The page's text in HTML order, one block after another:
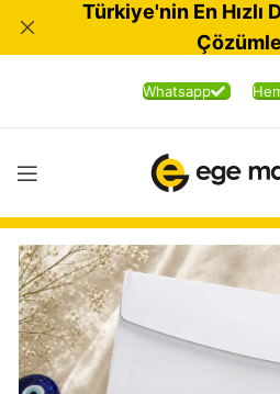
Whatsapp
Türkiye'nin En Hızlı